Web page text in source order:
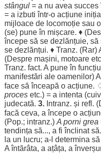
stângul= a nu avea succes
= a izbuti într-o acțiune
mijloacede locomoțiesau
(se) pune în mișcare. ♦ (
începesă se dezlănțuie, să
se dezlănțui. ♦ Tranz. (Rar)
(Despre mașini, motoare
Tranz. fact. A pune în
manifestări ale oamenilor)
facesăînceapă o acțiune.
procesetc.) = a intenta
judecată. 3.Intranz. și refl. (
facă ceva, aîncepeo
(Pop.; intranz.) A porni grea
tendința să..., a fiînclinat
la un lucru; a-l determina să
Aîntărâta, a ațâța, a